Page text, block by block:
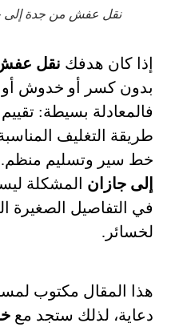
نقل عفش من جدة إلى
إذا كان هدفك نقل
بدون كسر أو خدوش أو
فالمعادلة بسيطة:
طريقة التغليف
خط سير وتسليم
إلى جازان المشكلة
في التفاصيل الصغيرة
لخسائر.
هذا المقال مكتوب
دعاية، لذلك ستجد مع